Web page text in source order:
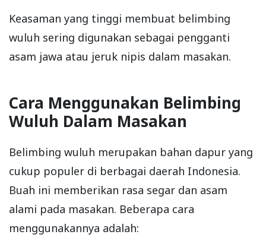
Keasaman yang tinggi membuat belimbing
wuluh sering digunakan sebagai pengganti
asam jawa atau jeruk nipis dalam masakan.
Cara Menggunakan Belimbing
Wuluh Dalam Masakan
Belimbing wuluh merupakan bahan dapur yang
cukup populer di berbagai daerah Indonesia.
Buah ini memberikan rasa segar dan asam
alami pada masakan. Beberapa cara
menggunakannya adalah: